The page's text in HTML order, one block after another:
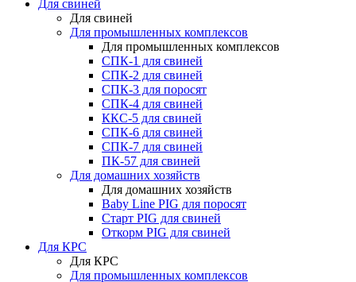
Для свиней
Для свиней
Для промышленных комплексов
Для промышленных комплексов
СПК-1 для свиней
СПК-2 для свиней
СПК-3 для поросят
СПК-4 для свиней
ККС-5 для свиней
СПК-6 для свиней
СПК-7 для свиней
ПК-57 для свиней
Для домашних хозяйств
Для домашних хозяйств
Baby Line PIG для поросят
Старт PIG для свиней
Откорм PIG для свиней
Для КРС
Для КРС
Для промышленных комплексов